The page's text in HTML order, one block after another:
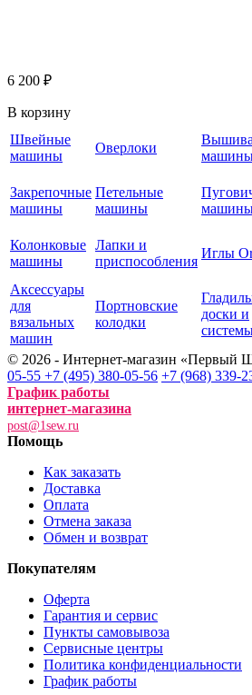
6 200 ₽
В корзину
Швейные
машины
Оверлоки
Закрепочные
машины
Петельные
машины
Колонковые
машины
Лапки и
приспособления
Иглы
Аксессуары
для
вязальных
машин
Портновские
колодки
доски и
© 2026 - Интернет-магазин «Первый
05-55 +7 (495) 380-05-56 +7 (968) 339-
График работы
интернет-магазина
post@1sew.ru
Помощь
Как заказать
Доставка
Оплата
Отмена заказа
Обмен и возврат
Покупателям
Оферта
Гарантия и сервис
Пункты самовывоза
Сервисные центры
Политика конфиденциальности
График работы